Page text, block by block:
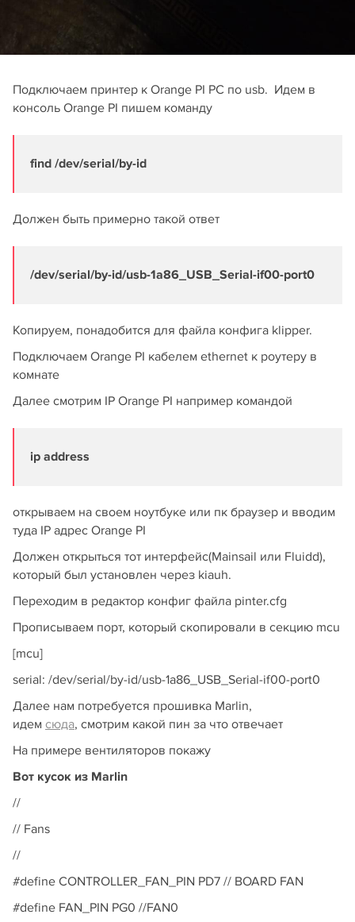
Подключаем принтер к Orange PI PC по usb. Идем в
консоль Orange PI пишем команду
find /dev/serial/by-id
Должен быть примерно такой ответ
/dev/serial/by-id/usb-1a86_USB_Serial-if00-port0
Копируем, понадобится для файла конфига klipper.
Подключаем Orange PI кабелем ethernet к роутеру в
комнате
Далее смотрим IP Orange PI например командой
ip address
открываем на своем ноутбуке или пк браузер и вводим
туда IP адрес Orange PI
Должен открыться тот интерфейс(Mainsail или Fluidd),
который был установлен через kiauh.
Переходим в редактор конфиг файла pinter.cfg
Прописываем порт, который скопировали в секцию mcu
[mcu]
serial: /dev/serial/by-id/usb-1a86_USB_Serial-if00-port0
Далее нам потребуется прошивка Marlin,
идем сюда, смотрим какой пин за что отвечает
На примере вентиляторов покажу
Вот кусок из Marlin
//
// Fans
//
#define CONTROLLER_FAN_PIN PD7 // BOARD FAN
#define FAN_PIN PG0 //FAN0